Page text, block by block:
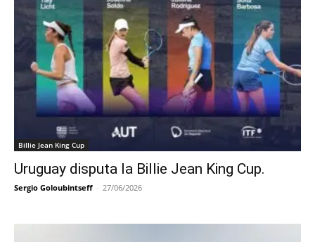
Billie Jean King Cup
Uruguay disputa la Billie Jean King Cup.
Sergio Goloubintseff - 27/06/2026